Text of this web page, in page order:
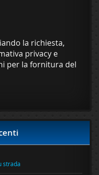
la richiesta,
privacy e
per la fornitura del
strada